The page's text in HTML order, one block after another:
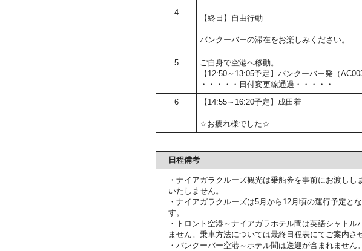
4
【終日】自由行動
バンクーバーの滞在をお楽しみください。
5
ご自身で空港へ移動。
【12:50～13:05予定】バンクーバー発（
・・・・・日付変更線通過・・・・・
6 【14:55～16:20予定】成田着
☆お疲れ様でした☆
日程備考
・ナイアガラクルーズ観光は乗船券を事前にお渡し
いたしません。
・ナイアガラクルーズは5月から12月頃の運行予定と
す。
・トロント空港～ナイアガラホテル間は英語シャト
ません。乗車方法については最終日程表にてご案内さ
・バンクーバー空港～ホテル間は送迎が含まれません